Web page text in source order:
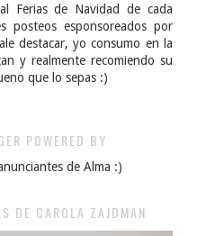
Ferias de Navidad de cada
posteos esponsoreados por
destacar, yo consumo en la
y realmente recomiendo su
que lo sepas :)
POWERED BY
de Alma :)
DE CAROLA ZAJDMAN